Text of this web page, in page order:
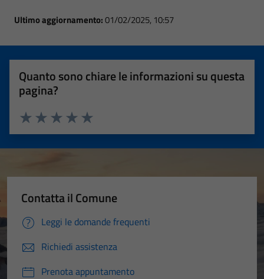
Ultimo aggiornamento:01/02/2025, 10:57
Quanto sono chiare le informazioni su questa
pagina?
Valuta 5 stelle su 5
Valuta 4 stelle su 5
Valuta 3 stelle su 5
Valuta 2 stelle su 5
Valuta 1 stelle su 5
Contatta il Comune
Leggi le domande frequenti
Richiedi assistenza
Prenota appuntamento